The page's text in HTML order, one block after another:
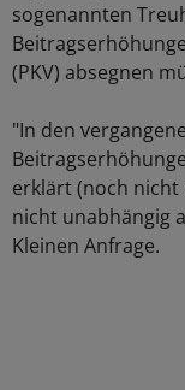
sogenannten
(PKV) absegnen
"In den
erklärt (noch nicht
nicht unabhängig
Kleinen Anfrage.